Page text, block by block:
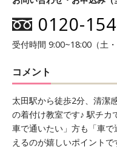
0120-
受付時間 9:00~18:00（土・
コメント
太田駅から徒歩2分、清潔
の着付け教室です♪ 駅チカ
車で通いたい」方も「車
えるのが嬉しいポイント